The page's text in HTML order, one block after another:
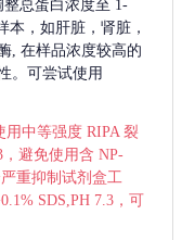
总蛋白浓度至 1-
本，如肝脏，肾脏，
, 在样品浓度较高的
。可尝试使用
用中等强度 RIPA 裂
避免使用含 NP-
重抑制试剂盒工
SDS,PH 7.3，可